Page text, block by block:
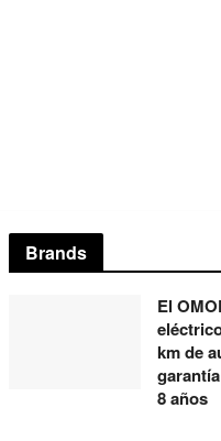
Brands
El
km de
8 años